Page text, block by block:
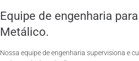
Equipe de engenharia
Metálico.
Nossa equipe de engenharia supervisiona e